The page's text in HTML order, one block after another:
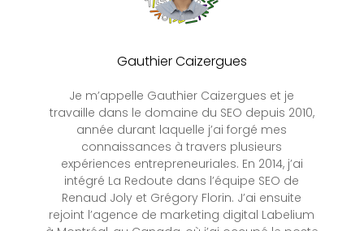
Gauthier Caizergues
Je m’appelle Gauthier Caizergues et je
travaille dans le domaine du SEO depuis 2010,
année durant laquelle j’ai forgé mes
connaissances à travers plusieurs
expériences entrepreneuriales. En 2014, j’ai
intégré La Redoute dans l’équipe SEO de
Renaud Joly et Grégory Florin. J’ai ensuite
rejoint l’agence de marketing digital Labelium